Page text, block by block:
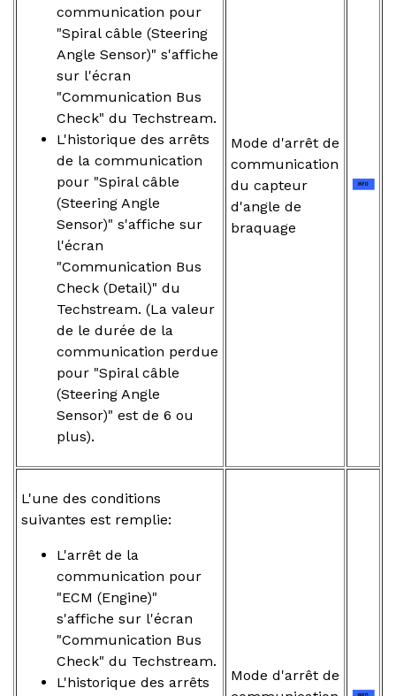
communication pour
"Spiral câble (Steering
Angle Sensor)" s'affiche
sur l'écran
"Communication Bus
Check" du Techstream.
L'historique des arrêts
de la communication
pour "Spiral câble
(Steering Angle
Sensor)" s'affiche sur
l'écran
"Communication Bus
Check (Detail)" du
Techstream. (La valeur
de le durée de la
communication perdue
pour "Spiral câble
(Steering Angle
Sensor)" est de 6 ou
plus).
Mode d'arrêt de
communication
du capteur
d'angle de
braquage
L'une des conditions
suivantes est remplie:
L'arrêt de la
communication pour
"ECM (Engine)"
s'affiche sur l'écran
"Communication Bus
Check" du Techstream.
L'historique des arrêts
Mode d'arrêt de